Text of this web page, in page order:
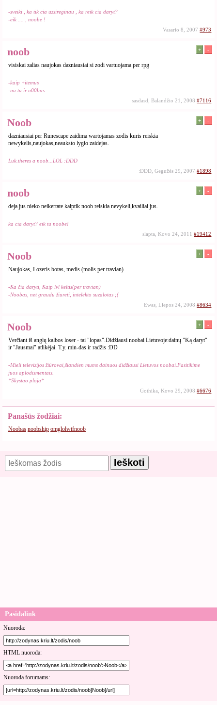
-sveiki , ka tik cia uzsireginau , ka reik cia daryt?
-eik .... , noobe !
Vasario 8, 2007#973
noob + -
visiskai zalias naujokas dazniausiai si zodi vartuojama per rpg
-kaip +itemus
-nu tu ir n00bas
sasdasd, Balandžio 21, 2008#7116
Noob + -
dazniausiai per Runescape zaidima wartojamas zodis kuris reiskia
newykelis,naujokas,neauksto lygio zaidejas.
Luk.theres a noob...LOL :DDD
:DDD, Gegužės 29, 2007#1898
noob + -
deja jus nieko neikertate kaiptik noob reiskia nevykeli,kvailiai jus.
ka cia daryt? eik tu noobe!
slapta, Kovo 24, 2011#19412
Noob + -
Naujokas, Lozeris botas, medis (molis per travian)
-Ka čia daryti, Kaip lvl keltis(per travian)
-Noobas, net graudu žiureti, intelekto suzalotas ;(
Ewas, Liepos 24, 2008#8634
Noob + -
Verčiant iš anglų kalbos loser - tai "lopas".Didžiausi noobai Lietuvoje:dainų "Ką daryt"
ir "Jausmai" atlikėjai. T.y. min-das ir radžis :DD
-Mieli televizijos žiūrovai,šiandien mums dainuos didžiausi Lietuvos noobai.Pasitikime
juos aplodismentais.
*Skystao ploja*
Gothika, Kovo 29, 2008#6676
Panašūs žodžiai:
Noobas noobship omglolwtfnoob
Pasidalink
Nuoroda:
HTML nuoroda:
Nuoroda forumams: